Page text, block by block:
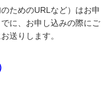
ためのURLなど）はお申
に、お申し込みの際にご
送りします。